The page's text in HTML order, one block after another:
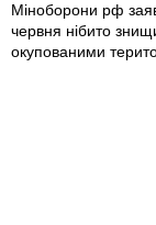
Міноборони рф
червня нібито
окупованими